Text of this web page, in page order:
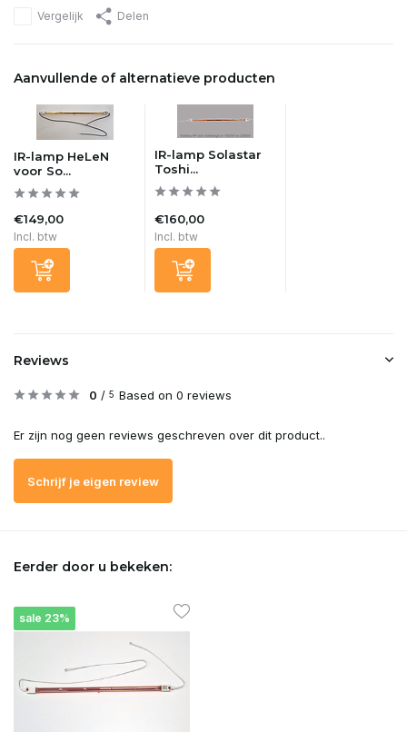
Vergelijk Delen
Aanvullende of alternatieve producten
IR-lamp HeLeN
voor So...
€149,00
Incl. btw
IR-lamp Solastar
Toshi...
€160,00
Incl. btw
Reviews
0 / 5 Based on 0 reviews
Er zijn nog geen reviews geschreven over dit product..
Schrijf je eigen review
Eerder door u bekeken:
sale 23%